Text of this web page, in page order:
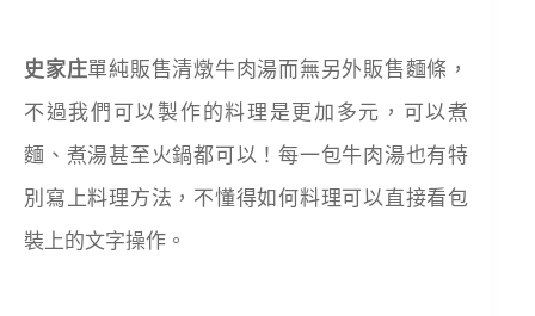
史家庄單純販售清燉牛肉湯而無另外販售麵條，
不過我們可以製作的料理是更加多元，可以煮
麵、煮湯甚至火鍋都可以！每一包牛肉湯也有特
別寫上料理方法，不懂得如何料理可以直接看包
裝上的文字操作。